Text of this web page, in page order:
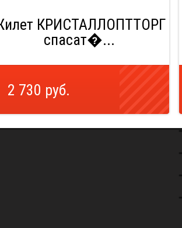
КРИСТАЛЛОПТТОРГ
спасат�...
2 730 руб.